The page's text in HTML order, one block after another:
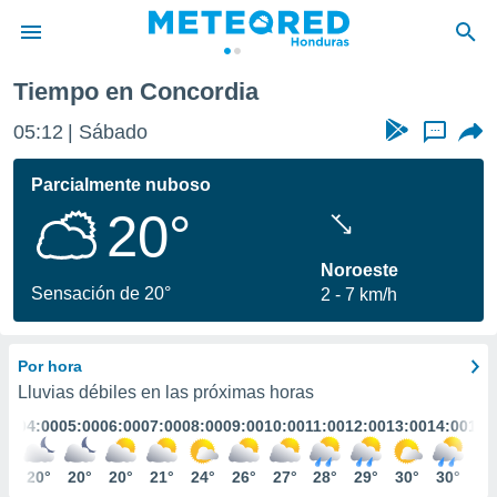
de
ha sido
que se
calidad.
a este
las
y
digital
basada
Tiempo en Concordia
05:12 Sábado ...
Parcialmente nuboso
20°
Sensación de 20°
Noroeste
2
7 km/h
Por hora
Lluvias débiles en las próximas horas
04:00
20°
05:00
20°
06:00
20°
07:00
21°
08:00
24°
09:00
26°
10:00
27°
11:00
28°
12:00
29°
13:00
30°
14:00
30°